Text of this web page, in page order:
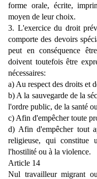
forme orale, écrite,
moyen de leur choix.
3. L'exercice du droit
comporte des devoirs
peut en conséquence
doivent toutefois être
nécessaires:
a) Au respect des droits et
b) A la sauvegarde de la
l'ordre public, de la santé
c) Afin d'empêcher toute
d) Afin d'empêcher tout
religieuse, qui constitue
l'hostilité ou à la violence.
Article 14
Nul travailleur migrant